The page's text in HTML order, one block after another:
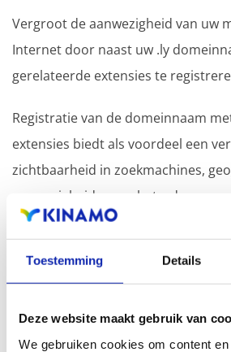
Toestemming Details
Deze website maakt gebruik van
We gebruiken cookies om content
Vergroot de aanwezigheid van uw
Internet door naast uw .ly
gerelateerde extensies te
Registratie van de domeinnaam
extensies biedt als voordeel een
zichtbaarheid in zoekmachines,
aanwezigheid en verbeterde
zoekresultaten in zoekmachines.
Registreer uw domeinnamen